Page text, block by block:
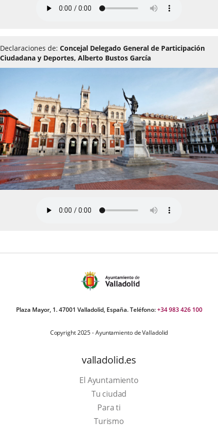
Declaraciones de: Concejal Delegado General de Participación
Ciudadana y Deportes, Alberto Bustos García
Plaza Mayor, 1. 47001 Valladolid, España. Teléfono:+34 983 426 100
Copyright 2025 - Ayuntamiento de Valladolid
valladolid.es
El Ayuntamiento
Tu ciudad
Para ti
TurismoEste